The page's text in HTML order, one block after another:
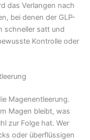
das Verlangen nach
bei denen der GLP-
schneller satt und
Kontrolle oder
Magenentleerung.
Magen bleibt, was
zur Folge hat. Wer
oder überflüssigen